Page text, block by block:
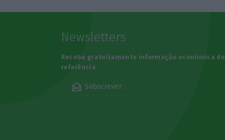
Newsletters
Receba gratuitamente informação económica de
referência
Subscrever